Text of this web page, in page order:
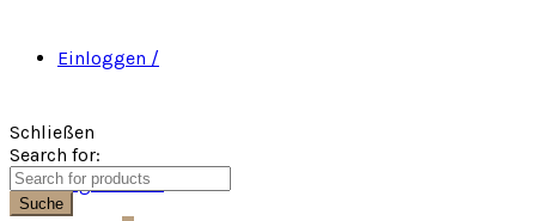
Einloggen /
Registrieren
Schließen
Search for:
Suche